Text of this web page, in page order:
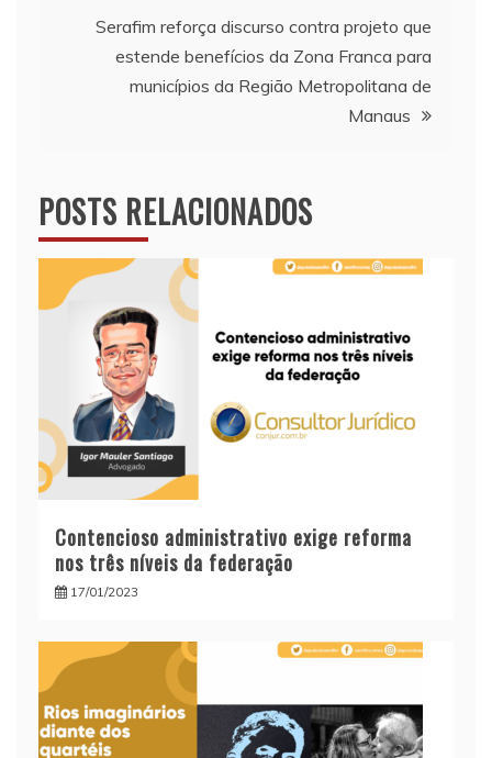
Serafim reforça discurso contra projeto que
estende benefícios da Zona Franca para
municípios da Região Metropolitana de
Manaus
POSTS RELACIONADOS
Contencioso administrativo exige reforma
nos três níveis da federação
17/01/2023